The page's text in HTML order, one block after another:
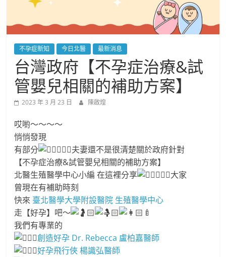
不孕症新知 今日北醫 最新消息
台灣政府【不孕症治療&試
管嬰兒相關的補助方案】
2023 年 3 月 23 日 陳啟煌
哎喲～～～～
悄悄發現
有部分
夫妻還不是很清楚關於政府針對
【不孕症治療&試管嬰兒相關的補助方案】
北醫生殖醫學中心小編 在這裡分享
大家
曾現在有補助時刻
快來 臺北醫學大學附設醫院 生殖醫學中心
走【好孕】吧～
我們有️專業的
創造好孕 Dr. Rebecca 盧柏嘉醫師
好孕飛行俠 楊識弘醫師